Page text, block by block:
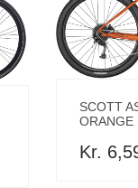
SCOTT
ORANGE
Kr.